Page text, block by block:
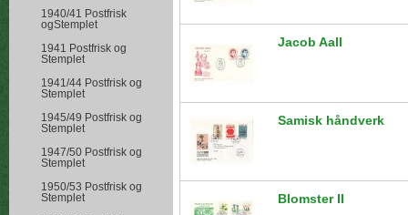
1940/41 Postfrisk
ogStemplet
1941 Postfrisk og
Stemplet
1941/44 Postfrisk og
Stemplet
1945/49 Postfrisk og
Stemplet
1947/50 Postfrisk og
Stemplet
1950/53 Postfrisk og
Stemplet
Jacob Aall
Samisk håndverk
Blomster II